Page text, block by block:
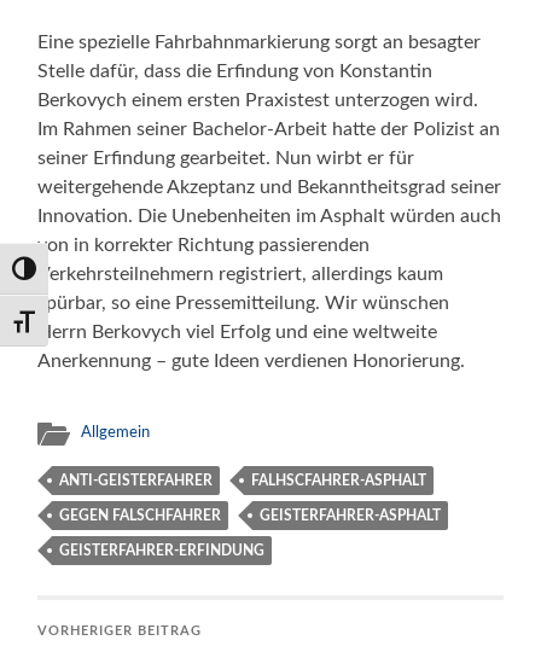
Umschalten auf hohe Kontraste
Schrift vergrößern
Eine spezielle Fahrbahnmarkierung sorgt an besagter
Stelle dafür, dass die Erfindung von Konstantin
Berkovych einem ersten Praxistest unterzogen wird.
Im Rahmen seiner Bachelor-Arbeit hatte der Polizist an
seiner Erfindung gearbeitet. Nun wirbt er für
weitergehende Akzeptanz und Bekanntheitsgrad seiner
Innovation. Die Unebenheiten im Asphalt würden auch
von in korrekter Richtung passierenden
Verkehrsteilnehmern registriert, allerdings kaum
spürbar, so eine Pressemitteilung. Wir wünschen
Herrn Berkovych viel Erfolg und eine weltweite
Anerkennung – gute Ideen verdienen Honorierung.
Allgemein
ANTI-GEISTERFAHRER FALHSCFAHRER-ASPHALT
GEGEN FALSCHFAHRER GEISTERFAHRER-ASPHALT
GEISTERFAHRER-ERFINDUNG
VORHERIGER BEITRAG